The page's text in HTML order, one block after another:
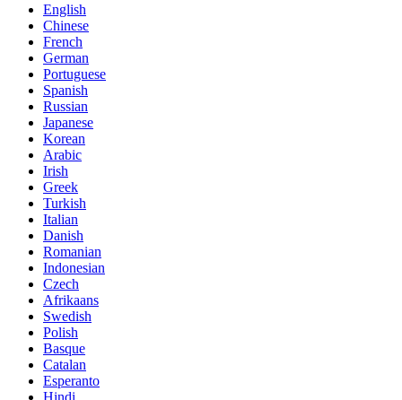
English
Chinese
French
German
Portuguese
Spanish
Russian
Japanese
Korean
Arabic
Irish
Greek
Turkish
Italian
Danish
Romanian
Indonesian
Czech
Afrikaans
Swedish
Polish
Basque
Catalan
Esperanto
Hindi